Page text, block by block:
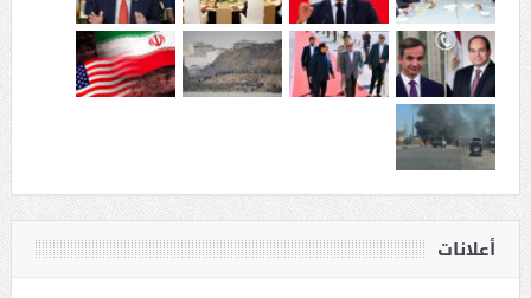
أعلانات